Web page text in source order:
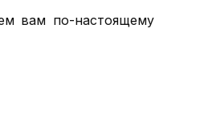
вам по-настоящему